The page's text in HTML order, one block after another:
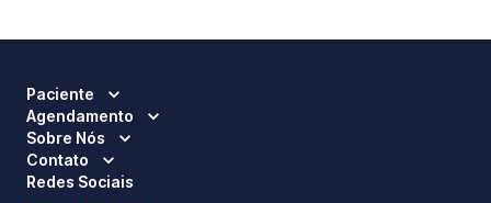
Paciente
Agendamento
Sobre Nós
Contato
Redes Sociais